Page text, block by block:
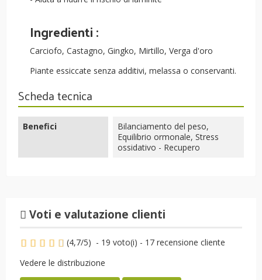
Ingredienti :
Carciofo, Castagno, Gingko, Mirtillo, Verga d'oro
Piante essiccate senza additivi, melassa o conservanti.
Scheda tecnica
Benefici
Bilanciamento del peso,
Equilibrio ormonale, Stress
ossidativo - Recupero
Voti e valutazione clienti
(4,7/5) - 19 voto(i) - 17 recensione cliente
Vedere le distribuzione